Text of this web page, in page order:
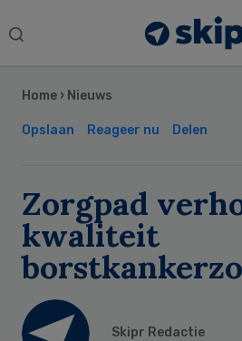
Search
Home › Nieuws
Opslaan Reageer nu Delen
Zorgpad
kwaliteit
Skipr Redactie
Sidebar